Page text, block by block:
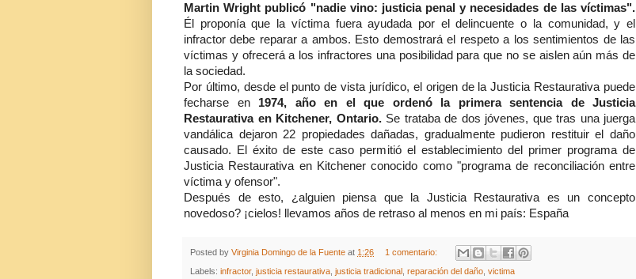
Martin Wright publicó "nadie vino: justicia penal y necesidades de las víctimas".
Él proponía que la víctima fuera ayudada por el delincuente o la comunidad, y el
infractor debe reparar a ambos. Esto demostrará el respeto a los sentimientos de las
víctimas y ofrecerá a los infractores una posibilidad para que no se aislen aún más de
la sociedad.
Por último, desde el punto de vista jurídico, el origen de la Justicia Restaurativa puede
fecharse en 1974, año en el que ordenó la primera sentencia de Justicia
Restaurativa en Kitchener, Ontario. Se trataba de dos jóvenes, que tras una juerga
vandálica dejaron 22 propiedades dañadas, gradualmente pudieron restituir el daño
causado. El éxito de este caso permitió el establecimiento del primer programa de
Justicia Restaurativa en Kitchener conocido como "programa de reconciliación entre
víctima y ofensor".
Después de esto, ¿alguien piensa que la Justicia Restaurativa es un concepto
novedoso? ¡cielos! llevamos años de retraso al menos en mi país: España
Posted by Virginia Domingo de la Fuente at 1:26 1 comentario:
Labels: infractor, justicia restaurativa justicia tradicional reparación del daño victima